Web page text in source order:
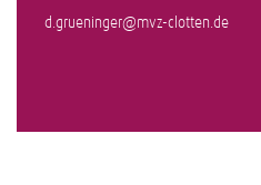
d.grueninger@mvz-clotten.de